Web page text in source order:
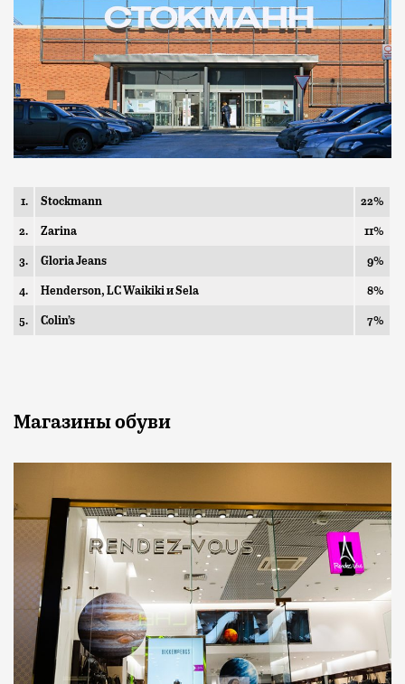
1. Stockmann 22%
2. Zarina 11%
3. Gloria Jeans 9%
4. Henderson, LC Waikiki и Sela 8%
5. Colin’s 7%
Магазиныобуви